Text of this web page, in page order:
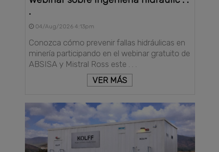
.
04/Aug/2026 4:13pm
Conozca cómo prevenir fallas hidráulicas en
minería participando en el webinar gratuito de
ABSISA y Mistral Ross este . . .
VER MÁS